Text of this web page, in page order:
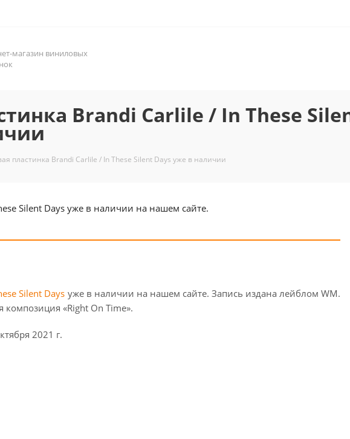
магазин виниловых
Brandi Carlile / In These
пластинка Brandi Carlile / In These Silent Days уже в наличии
Silent Days уже в наличии на нашем сайте.
Silent Days уже в наличии на нашем сайте. Запись издана лейблом WM.
композиция «Right On Time».
2021 г.